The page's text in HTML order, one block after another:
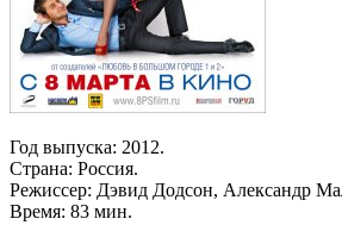
Год выпуска: 2012.
Страна: Россия.
Режиссер: Дэвид Додсон, Александр
Время: 83 мин.